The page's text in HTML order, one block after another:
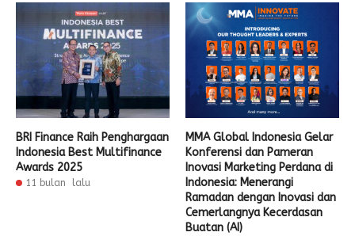
BRI Finance Raih Penghargaan
Indonesia Best Multifinance
Awards 2025
11 bulan lalu
MMA Global Indonesia Gelar
Konferensi dan Pameran
Inovasi Marketing Perdana di
Indonesia: Menerangi
Ramadan dengan Inovasi dan
Cemerlangnya Kecerdasan
Buatan (AI)